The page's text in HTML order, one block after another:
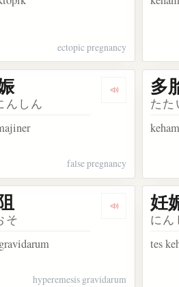
ectopic pregnancy
Dengarkan
んしん
false pregnancy
多
たた
Dengarkan
そ
hyperemesis gravidarum
妊
にん
tes